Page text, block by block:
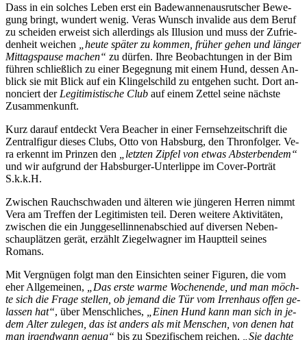
Dass in ein sol­ches Le­ben erst ein Ba­de­wan­nen­aus­rut­scher Be­we­
gung bringt, wun­dert we­nig. Ve­ras Wunsch in­va­li­de aus dem Be­ruf
zu schei­den er­weist sich al­ler­dings als Il­lu­si­on und muss der Zu­frie­
den­heit wei­chen
„heu­te spä­ter zu kom­men, frü­her ge­hen und län­ger
Mit­tags­pau­se ma­chen“ zu dür­fen. Ih­re Be­ob­ach­tun­gen in der Bim
füh­ren schließ­lich zu ei­ner Be­geg­nung mit ei­nem Hund, des­sen An­
blick sie mit Blick auf ein Klin­gel­schild zu ent­ge­hen sucht. Dort an­
non­ciert der Le­gi­ti­mis­ti­sche Club auf ei­nem Zet­tel sei­ne nächs­te
Zusammenkunft.
Kurz dar­auf ent­deckt Ve­ra Be­a­cher in ei­ner Fern­seh­zeit­schrift die
Zen­tral­fi­gur die­ses Clubs, Ot­to von Habs­burg, den Thron­fol­ger. Ve­
ra er­kennt im Prin­zen den
„letz­ten Zip­fel von et­was Ab­ster­ben­dem“
und wir auf­grund der Habs­bur­ger-Un­ter­lip­pe im Co­ver-Por­trät
S.k.k.H.
Zwi­schen Rauch­schwa­den und äl­te­ren wie jün­ge­ren Her­ren nimmt
Ve­ra am Tref­fen der Le­gi­ti­mis­ten teil. De­ren wei­te­re Ak­ti­vi­tä­ten,
zwi­schen die ein Jung­ge­sel­lin­nen­ab­schied auf di­ver­sen Ne­ben­
schau­plät­zen ge­rät, er­zählt Zie­gel­wag­ner im Haupt­teil sei­nes
Romans.
Mit Ver­gnü­gen folgt man den Ein­sich­ten sei­ner Fi­gu­ren, die vom
eher All­ge­mei­nen,
„Das ers­te war­me Wo­chen­en­de, und man möch­
te sich die Fra­ge stel­len, ob je­mand die Tür vom Ir­ren­haus of­fen ge­
las­sen hat“, über Mensch­li­ches,
„Ei­nen Hund kann man sich in je­
dem Al­ter zu­le­gen, das ist an­ders als mit Men­schen, von de­nen hat
man ir­gend­wann ge­nug“ bis zu Spe­zi­fi­schem rei­chen,
„Sie dach­te